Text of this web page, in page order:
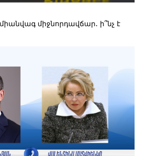
միջնորդավճար․ ի՞նչ է